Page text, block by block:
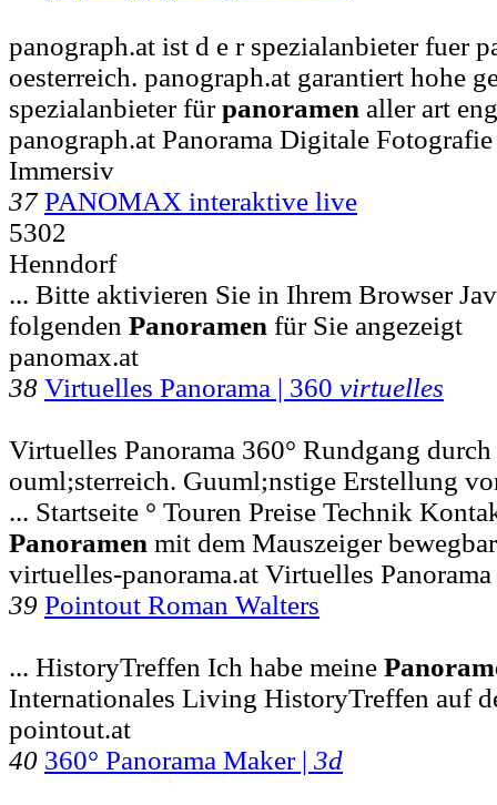
panograph.at ist d e r spezialanbieter fuer
oesterreich. panograph.at garantiert hohe
spezialanbieter fürpanoramen aller art
panograph.at Panorama Digitale
Immersiv
37 PANOMAX interaktive live
5302
Henndorf
... Bitte aktivieren Sie in Ihrem Browser
folgenden Panoramen für Sie angezeigt
panomax.at
38 Virtuelles Panorama | 360 virtuelles
Virtuelles Panorama 360° Rundgang
ouml;sterreich. Guuml;nstige Erstellung
... Startseite ° Touren Preise Technik
Panoramen mit dem Mauszeiger bewegbar
virtuelles-panorama.at Virtuelles
39 Pointout Roman Walters
... HistoryTreffen Ich habe meine
Internationales Living HistoryTreffen auf
pointout.at
40 360° Panorama Maker | 3d